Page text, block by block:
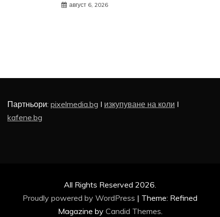
август 6, 2026
Партньори: pixelmedia.bg I изкупуване на коли I
kafene.bg
All Rights Reserved 2026.
Proudly powered by WordPress | Theme: Refined
Magazine by Candid Themes